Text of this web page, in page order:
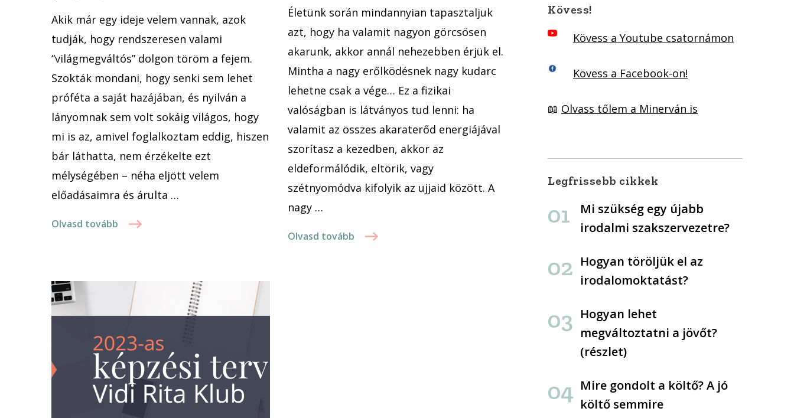
bejegyzéshez
Akik már egy ideje velem vannak, azok
tudják, hogy rendszeresen valami
“világmegváltós” dolgon töröm a fejem.
Szokták mondani, hogy senki sem lehet
próféta a saját hazájában, és nyilván a
lányomnak sem volt sokáig világos, hogy
mi is az, amivel foglalkoztam eddig, hiszen
bár láthatta, nem érzékelte ezt
mélységében – néha eljött velem
előadásaimra és árulta …
Olvasd tovább
Életünk során mindannyian tapasztaljuk
azt, hogy ha valamit nagyon görcsösen
akarunk, akkor annál nehezebben érjük el.
Mintha a nagy erőlködésnek nagy kudarc
lehetne csak a vége… Ez a fizikai
valóságban is látványos tud lenni: ha
valamit az összes akaraterőd energiájával
szorítasz a kezedben, akkor az
eldeformálódik, eltörik, vagy
szétnyomódva kifolyik az ujjaid között. A
nagy …
Olvasd tovább
Kövess!
Kövess a Youtube csatornámon
Kövess a Facebook-on!
📖 Olvass tőlem a Minerván is
Legfrissebb cikkek
Mi szükség egy újabb
irodalmi szakszervezetre?
Hogyan töröljük el az
irodalomoktatást?
Hogyan lehet
megváltoztatni a jövőt?
(részlet)
Mire gondolt a költő? A jó
költő semmire